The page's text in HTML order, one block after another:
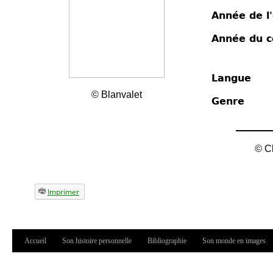
© Blanvalet
Année de
Année du
Langue
Genre
©
Imprimer
Menu principal
Accueil Son histoire personnelle Bibliographie Son monde en images